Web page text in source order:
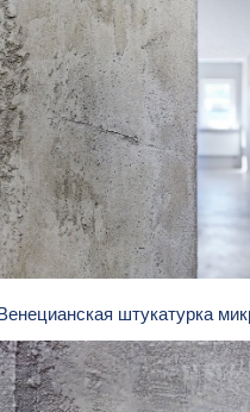
штукатурка